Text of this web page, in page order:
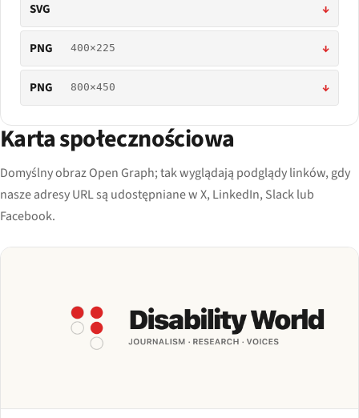
SVG
↓
PNG 400×225 ↓
PNG 800×450 ↓
Karta społecznościowa
Domyślny obraz Open Graph; tak wyglądają podglądy linków, gdy
nasze adresy URL są udostępniane w X, LinkedIn, Slack lub
Facebook.